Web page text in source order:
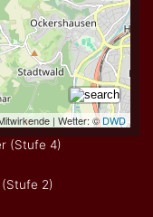
(Stufe 4)
2)